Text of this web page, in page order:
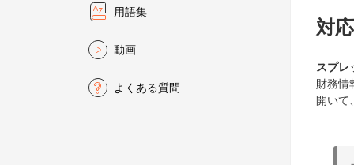
用語集
動画
よくある質問
対
スプレ
財務情
開いて